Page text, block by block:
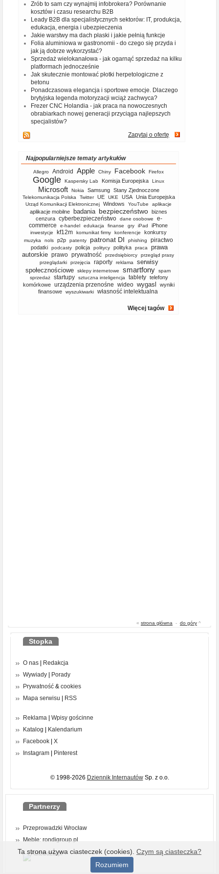
Zrób to sam czy wynajmij infobrokera? Porównanie
kosztów i czasu researchu B2B
Leady B2B dla specjalistycznych sektorów: IT, produkcja,
edukacja, energia i ubezpieczenia
Jakie warstwy ma dach płaski i jakie pełnią funkcje
Folia aluminiowa w gastronomii - do czego się przyda i
jak ją dobrze wykorzystać?
Sprzedaż wielokanałowa - jak ogarnąć sprzedaż na kilku
platformach jednocześnie
Jak skutecznie montować płotki herpetologiczne z
betonu
Ponadczasowa elegancja i sportowe emocje. Dlaczego
brytyjska legenda motoryzacji wciąż zachwyca?
Frezer CNC Holandia - jak praca na nowoczesnych
obrabiarkach nowej generacji przyciąga najlepszych
specjalistów?
Zapytaj o ofertę
Najpopularniejsze tematy artykułów
Allegro Android Apple Chiny Facebook Firefox
Google Kaspersky Lab Komisja Europejska Linux
Microsoft Nokia Samsung Stany Zjednoczone
Telekomunikacja Polska Twitter UE UKE USA Unia Europejska
Urząd Komunikacji Elektronicznej Windows YouTube aplikacje
aplikacje mobilne badania bezpieczeństwo biznes
cenzura cyberbezpieczeństwo dane osobowe
e-
commerce
e-handel edukacja finanse gry iPad iPhone
inwestycje kf12m komunikat firmy konferencje konkursy
muzyka nols p2p patenty patronat DI phishing piractwo
podatki podcasty policja politycy polityka praca
prawa
autorskie prawo prywatność przedsiębiorcy
przegląd prasy
przeglądarki
przejęcia raporty reklama
serwisy
społecznościowe
sklepy internetowe smartfony
spam
sprzedaż
startupy sztuczna inteligencja tablety telefony
komórkowe
urządzenia przenośne wideo wygasl
wyniki
finansowe
wyszukiwarki własność intelektualna
Więcej tagów
« strona główna - do góry ^
Stopka
O nas
Redakcja
Wywiady
Porady
Prywatność & cookies
Mapa serwisu
RSS
Reklama
Wpisy gościnne
Katalog
Kalendarium
Facebook
X
Instagram
Pinterest
© 1998-2026 Dziennik InternautówSp. z o.o.
Partnerzy
Przeprowadzki Wrocław
Meble: rondigroup.pl
Ta strona używa ciasteczek (cookies). Czym są ciasteczka?
Rozumiem